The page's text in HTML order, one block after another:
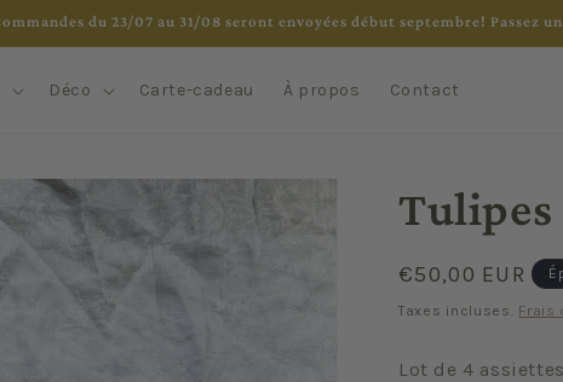
du 23/07 au 31/08 seront envoyées début septembre! Passez
Déco Carte-cadeau À propos Contact
Prix
habituel
€50,00 EUR
Taxes incluses. Frais
Lot de 4